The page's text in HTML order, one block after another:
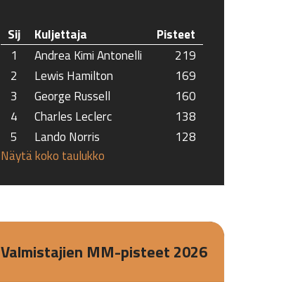
Sij Kuljettaja
Pisteet
1
Andrea Kimi Antonelli
219
2
Lewis Hamilton
169
3
George Russell
160
4
Charles Leclerc
138
5
Lando Norris
128
Näytä koko taulukko
Valmistajien MM-pisteet 2026